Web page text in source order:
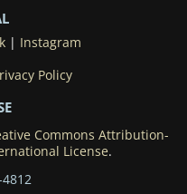
| Instagram
Policy
Commons Attribution-
License.
4812